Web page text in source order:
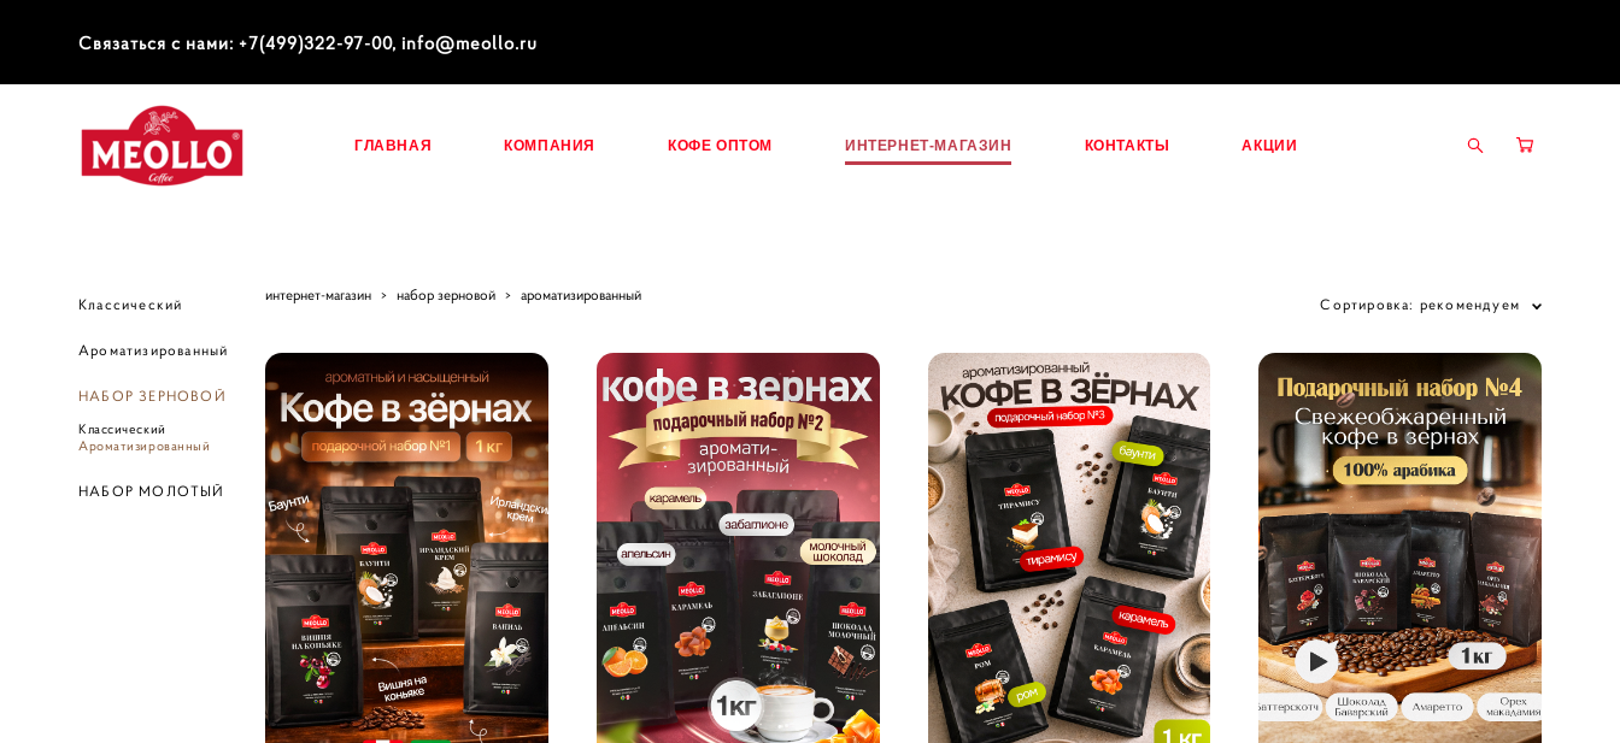
Связаться с нами: +7(499)322-97-00, info@meollo.ru
ГЛАВНАЯ КОМПАНИЯ КОФЕ ОПТОМ ИНТЕРНЕТ-МАГАЗИН КОНТАКТЫ АКЦИИ
Классический
Ароматизированный
НАБОР ЗЕРНОВОЙ
Классический
Ароматизированный
НАБОР МОЛОТЫЙ
интернет-магазин > набор зерновой > ароматизированный
Сортировка: рекомендуем